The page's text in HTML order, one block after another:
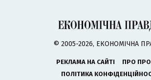
© 2005-2026, ЕКОНОМІЧНА
РЕКЛАМА НА САЙТІ
ПРО
ПОЛІТИКА